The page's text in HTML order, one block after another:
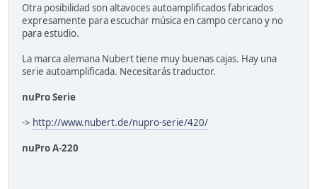
Otra posibilidad son altavoces autoamplificados fabricados
expresamente para escuchar música en campo cercano y no
para estudio.
La marca alemana Nubert tiene muy buenas cajas. Hay una
serie autoamplificada. Necesitarás traductor.
nuPro Serie
-> http://www.nubert.de/nupro-serie/420/
nuPro A-220